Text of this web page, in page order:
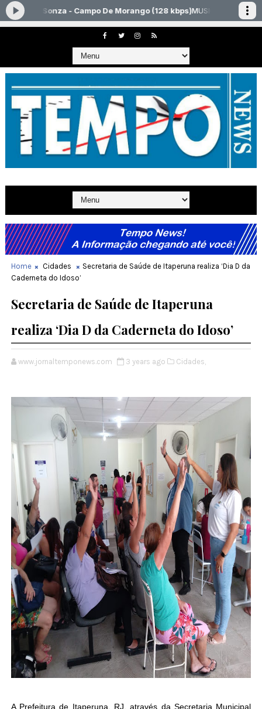
Home Cidades
Secretaria de Saúde de Itaperuna realiza ‘Dia D da
Caderneta do Idoso’
Secretaria de Saúde de Itaperuna
realiza ‘Dia D da Caderneta do Idoso’
www.jornaltemponews.com 3 years ago Cidades,
A Prefeitura de Itaperuna, RJ, através da Secretaria Municipal